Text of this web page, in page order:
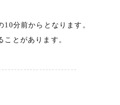
分前からとなります。
とがあります。